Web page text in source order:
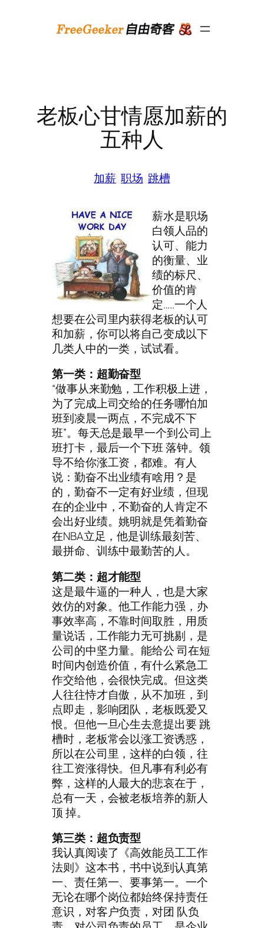
老板心甘情愿加薪的
五种人
加薪 职场 跳槽
薪水是职场
白领人品的
认可、能力
的衡量、业
绩的标尺、
价值的肯
定…..一个人
想要在公司里内获得老板的认可
和加薪，你可以将自己变成以下
几类人中的一类，试试看。
第一类：超勤奋型
“做事从来勤勉，工作积极上进，
为了完成上司交给的任务哪怕加
班到凌晨一两点，不完成不下
班”。每天总是最早一个到公司上
班打卡，最后一个下班 落钟。领
导不给你涨工资，都难。有人
说：勤奋不出业绩有啥用？是
的，勤奋不一定有好业绩，但现
在的企业中，不勤奋的人肯定不
会出好业绩。姚明就是凭着勤奋
在NBA立足，他是训练最刻苦、
最拼命、训练中最勤苦的人。
第二类：超才能型
这是最牛逼的一种人，也是大家
效仿的对象。他工作能力强，办
事效率高，不靠时间取胜，用质
量说话，工作能力无可挑剔，是
公司的中坚力量。能给公 司在短
时间内创造价值，有什么紧急工
作交给他，会很快完成。但这类
人往往恃才自傲，从不加班，到
点即走，影响团队，老板既爱又
恨。但他一旦心生去意提出要 跳
槽时，老板常会以涨工资诱惑，
所以在公司里，这样的白领，往
往工资涨得快。但凡事有利必有
弊，这样的人最大的悲哀在于，
总有一天，会被老板培养的新人
顶 掉。
第三类：超负责型
我认真阅读了《高效能员工工作
法则》这本书，书中说到认真第
一、责任第一、要事第一。一个
无论在哪个岗位都始终保持责任
意识，对客户负责，对团 队负